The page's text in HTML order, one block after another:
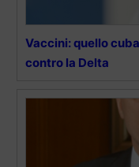
Vaccini: quello
contro la Delta